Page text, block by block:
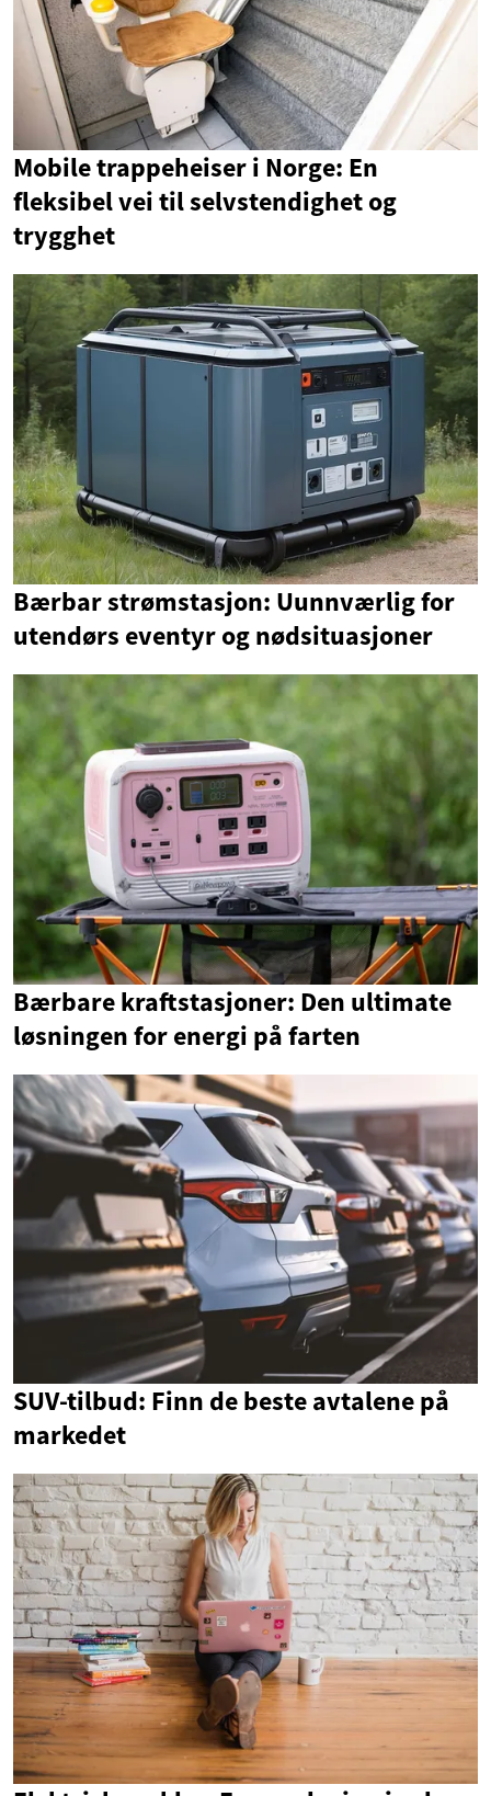
Mobile trappeheiser i Norge: En
fleksibel vei til selvstendighet og
trygghet
Bærbar strømstasjon: Uunnværlig for
utendørs eventyr og nødsituasjoner
Bærbare kraftstasjoner: Den ultimate
løsningen for energi på farten
SUV-tilbud: Finn de beste avtalene på
markedet